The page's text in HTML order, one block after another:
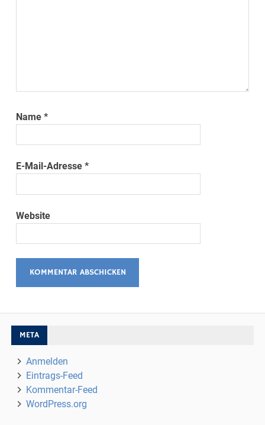
Name*
E-Mail-Adresse*
Website
META
Anmelden
Eintrags-Feed
Kommentar-Feed
WordPress.org